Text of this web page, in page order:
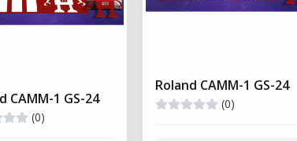
CAMM-1 GS-24
(0)
Roland CAMM-1 GS-24
(0)